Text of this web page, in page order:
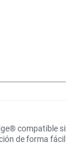
compatible
de forma